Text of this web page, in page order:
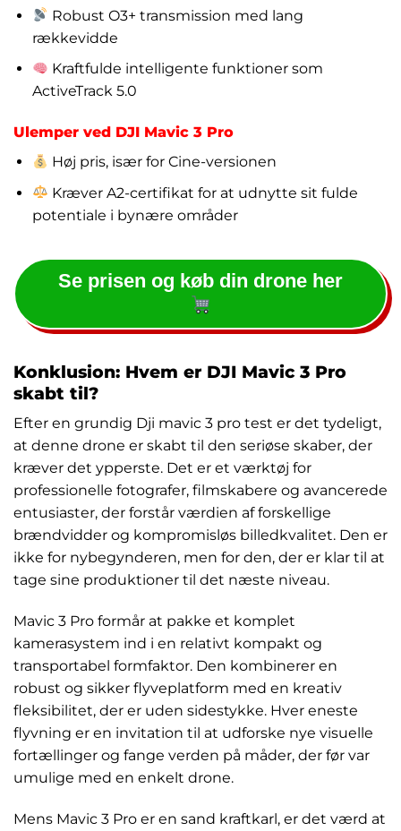
Robust O3+ transmission med lang
rækkevidde
Kraftfulde intelligente funktioner som
ActiveTrack 5.0
Ulemper ved DJI Mavic 3 Pro
Høj pris, især for Cine-versionen
Kræver A2-certifikat for at udnytte sit fulde
potentiale i bynære områder
Se prisen og køb din drone her
Konklusion: Hvem er DJI Mavic 3 Pro
skabt til?
Efter en grundig Dji mavic 3 pro test er det tydeligt,
at denne drone er skabt til den seriøse skaber, der
kræver det ypperste. Det er et værktøj for
professionelle fotografer, filmskabere og avancerede
entusiaster, der forstår værdien af forskellige
brændvidder og kompromisløs billedkvalitet. Den er
ikke for nybegynderen, men for den, der er klar til at
tage sine produktioner til det næste niveau.
Mavic 3 Pro formår at pakke et komplet
kamerasystem ind i en relativt kompakt og
transportabel formfaktor. Den kombinerer en
robust og sikker flyveplatform med en kreativ
fleksibilitet, der er uden sidestykke. Hver eneste
flyvning er en invitation til at udforske nye visuelle
fortællinger og fange verden på måder, der før var
umulige med en enkelt drone.
Mens Mavic 3 Pro er en sand kraftkarl, er det værd at